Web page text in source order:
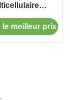
en acier
résistant à
le meilleur prix